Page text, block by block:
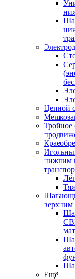
Цепной
Тройное
нижним
верхним
Ещё